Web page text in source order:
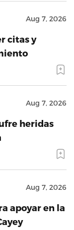
Aug 7, 2026
citas y
Aug 7, 2026
heridas
Aug 7, 2026
apoyar en la